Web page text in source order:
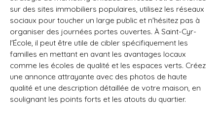
sur des sites immobiliers populaires, utilisez les réseaux
sociaux pour toucher un large public et n'hésitez pas à
organiser des journées portes ouvertes. À Saint-Cyr-
l'École, il peut être utile de cibler spécifiquement les
familles en mettant en avant les avantages locaux
comme les écoles de qualité et les espaces verts. Créez
une annonce attrayante avec des photos de haute
qualité et une description détaillée de votre maison, en
soulignant les points forts et les atouts du quartier.